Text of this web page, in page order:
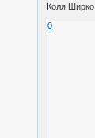
Коля Ширко.
0